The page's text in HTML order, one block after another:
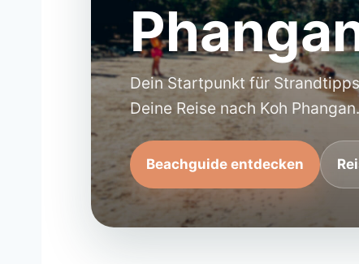
Dein Startpunkt für
Deine Reise nach Koh Phangan.
Beachguide entdecken